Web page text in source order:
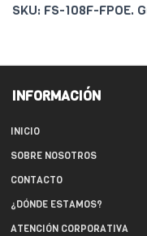
SKU: FS-108F-
INFORMACIÓN
INICIO
SOBRE NOSOTROS
CONTACTO
¿DÓNDE ESTAMOS?
ATENCIÓN CORPORATIVA